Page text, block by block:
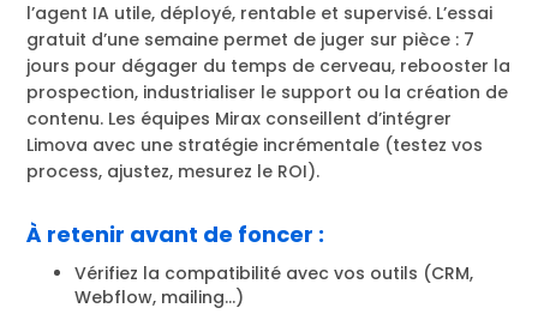
l’agent IA utile, déployé, rentable et supervisé. L’essai
gratuit d’une semaine permet de juger sur pièce : 7
jours pour dégager du temps de cerveau, rebooster la
prospection, industrialiser le support ou la création de
contenu. Les équipes Mirax conseillent d’intégrer
Limova avec une stratégie incrémentale (testez vos
process, ajustez, mesurez le ROI).
À retenir avant de foncer :
Vérifiez la compatibilité avec vos outils (CRM,
Webflow, mailing…)